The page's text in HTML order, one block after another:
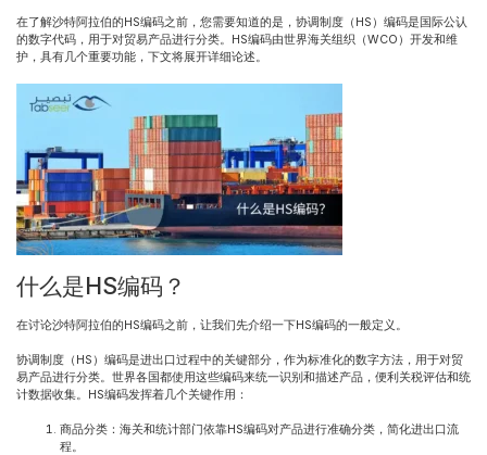
在了解沙特阿拉伯的HS编码之前，您需要知道的是，协调制度（HS）编码是国际公认
的数字代码，用于对贸易产品进行分类。HS编码由世界海关组织（WCO）开发和维
护，具有几个重要功能，下文将展开详细论述。
什么是HS编码？
在讨论沙特阿拉伯的HS编码之前，让我们先介绍一下HS编码的一般定义。
协调制度（HS）编码是进出口过程中的关键部分，作为标准化的数字方法，用于对贸
易产品进行分类。世界各国都使用这些编码来统一识别和描述产品，便利关税评估和统
计数据收集。HS编码发挥着几个关键作用：
商品分类：海关和统计部门依靠HS编码对产品进行准确分类，简化进出口流
程。